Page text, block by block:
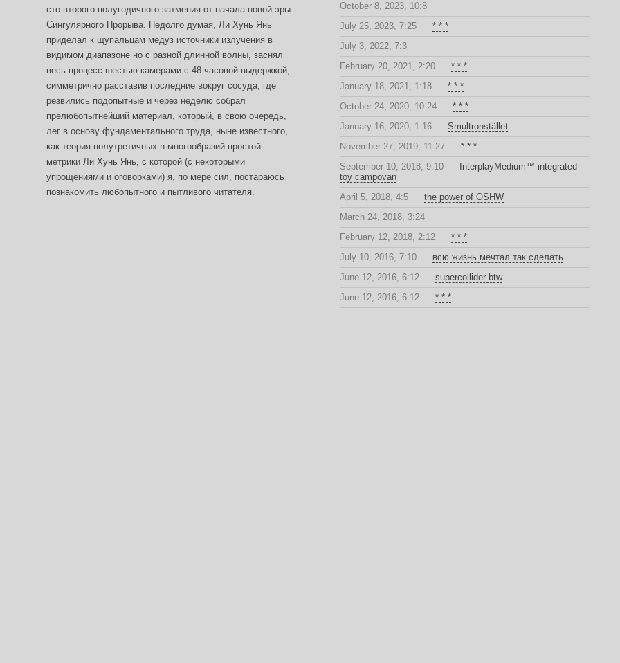
сто второго полугодичного затмения от начала новой эры
Сингулярного Прорыва. Недолго думая, Ли Хунь Янь
приделал к щупальцам медуз источники излучения в
видимом диапазоне но с разной длинной волны, заснял
весь процесс шестью камерами с 48 часовой выдержкой,
симметрично расставив последние вокруг сосуда, где
резвились подопытные и через неделю собрал
прелюбопытнейший материал, который, в свою очередь,
лег в основу фундаментального труда, ныне известного,
как теория полутретичных n-многообразий простой
метрики Ли Хунь Янь, с которой (с некоторыми
упрощениями и оговорками) я, по мере сил, постараюсь
познакомить любопытного и пытливого читателя.
October 8, 2023, 10:8
July 25, 2023, 7:25
* * *
July 3, 2022, 7:3
February 20, 2021, 2:20
* * *
January 18, 2021, 1:18
* * *
October 24, 2020, 10:24
* * *
January 16, 2020, 1:16
Smultronstället
November 27, 2019, 11:27
* * *
September 10, 2018, 9:10
InterplayMedium™ integrated
toy campovan
April 5, 2018, 4:5
the power of OSHW
March 24, 2018, 3:24
February 12, 2018, 2:12
* * *
July 10, 2016, 7:10
всю жизнь мечтал так сделать
June 12, 2016, 6:12
supercollider btw
June 12, 2016, 6:12
* * *